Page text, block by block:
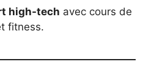
high-tech avec cours de
fitness.